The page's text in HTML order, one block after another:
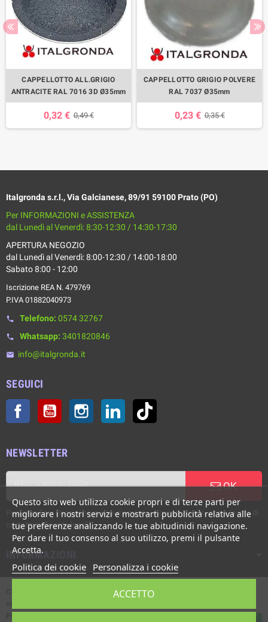
CAPPELLOTTO ALL.GRIGIO
ANTRACITE RAL 7016 3D Ø35mm
0,32 € 0,49 €
CAPPELLOTTO GRIGIO POLVERE
RAL 7037 Ø35mm
0,23 € 0,35 €
Italgronda s.r.l., Via Galcianese, 89/91 59100 Prato (PO)
Per INFORMAZIONI e ASSISTENZA
dal Lunedì al Venerdì: 8:30-12:30 / 14:30-17:30
APERTURA NEGOZIO
dal Lunedì al Venerdì: 8:00-12:30 / 14:00-18:00
Sabato 8:00 - 12:00
Iscrizione REA N. 479769
P.IVA 01882040973
phone Telefono: 0574 32767
phone Whatsapp: 3401820846
email info@italgronda.it
SEGUICI
Facebook YouTube Instagram LinkedIn
NEWSLETTER
OK
Puoi annullare l'iscrizione in ogni momento. A questo scopo, cerca le info di
contatto nelle note legali.
INFORMAZIONI
Questo sito web utilizza cookie propri e di terze parti per
migliorare i nostri servizi e mostrarti pubblicità relativa alle
tue preferenze analizzando le tue abitudinidi navigazione.
Per dare il tuo consenso al suo utilizzo, premi il pulsante
Accetta.
Politica dei cookie Personalizza i cookie
ACCETTO
Copyright © Italgronda s.r.l. 2002/2026. Tutti i diritti sono riservati. E'